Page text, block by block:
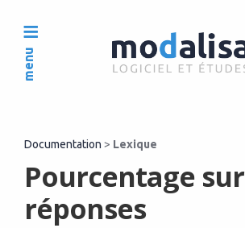
menu
Documentation > Lexique
Pourcentage sur
réponses